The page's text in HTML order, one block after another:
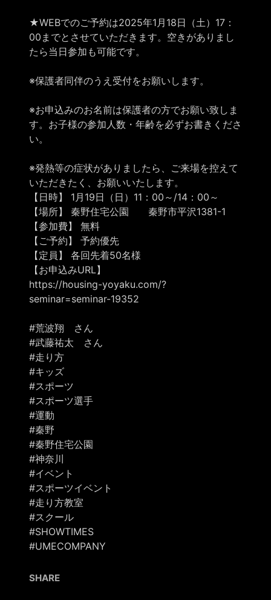
★WEBでのご予約は2025年1月18日（土）17：
00までとさせていただきます。空きがありまし
たら当日参加も可能です。
※保護者同伴のうえ受付をお願いします。
※お申込みのお名前は保護者の方でお願い致しま
す。お子様の参加人数・年齢を必ずお書きくださ
い。
※発熱等の症状がありましたら、ご来場を控えて
いただきたく、お願いいたします。
【日時】 1月19日（日）11：00～/14：00～
【場所】 秦野住宅公園 秦野市平沢1381-1
【参加費】 無料
【ご予約】 予約優先
【定員】 各回先着50名様
【お申込みURL】
https://housing-yoyaku.com/?
seminar=seminar-19352
#荒波翔 さん
#武藤祐太 さん
#走り方
#キッズ
#スポーツ
#スポーツ選手
#運動
#秦野
#秦野住宅公園
#神奈川
#イベント
#スポーツイベント
#走り方教室
#スクール
#SHOWTIMES
#UMECOMPANY
SHARE